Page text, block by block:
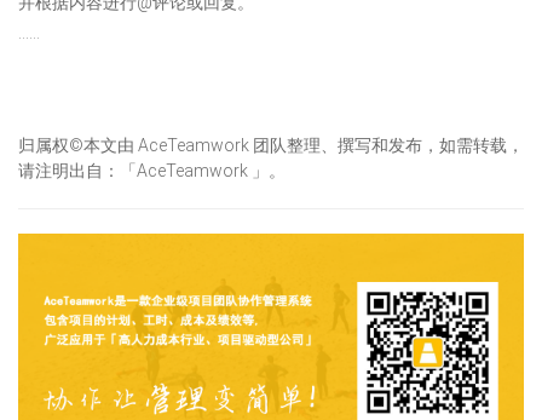
归属权©本文由 AceTeamwork 团队整理、撰写和发布，如需转载，
请注明出自：「AceTeamwork 」。